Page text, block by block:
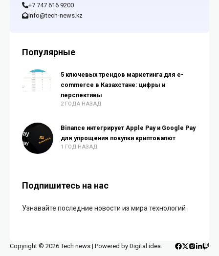
+7 747 616 9200
info@tech-news.kz
Популярные
5 ключевых трендов маркетинга для e-
commerce в Казахстане: цифры и
перспективы
2 ГОДА НАЗАД
Binance интегрирует Apple Pay и Google Pay
для упрощения покупки криптовалют
1 ГОД НАЗАД
Подпишитесь на нас
Узнавайте последние новости из мира технологий
Copyright © 2026 Tech news | Powered by Digital idea.